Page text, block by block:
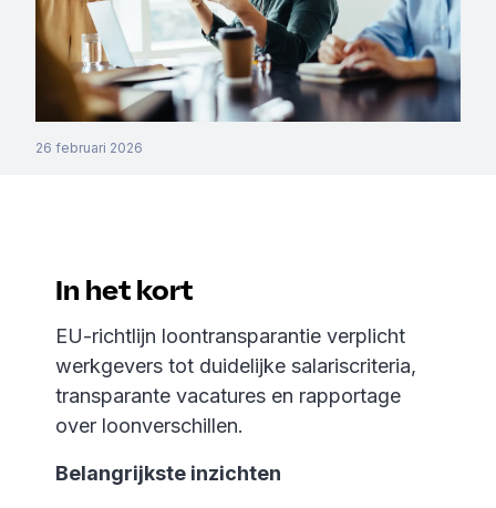
26 februari 2026
In het kort
EU-richtlijn loontransparantie verplicht
werkgevers tot duidelijke salariscriteria,
transparante vacatures en rapportage
over loonverschillen.
Belangrijkste inzichten